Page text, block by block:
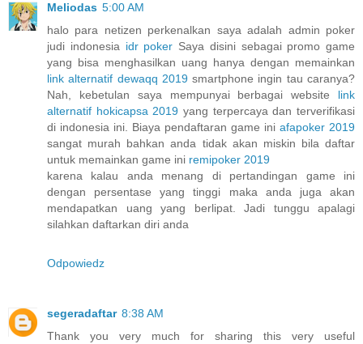
Meliodas 5:00 AM
halo para netizen perkenalkan saya adalah admin poker
judi indonesia idr poker Saya disini sebagai promo game
yang bisa menghasilkan uang hanya dengan memainkan
link alternatif dewaqq 2019smartphone ingin tau caranya?
Nah, kebetulan saya mempunyai berbagai website link
alternatif hokicapsa 2019 yang terpercaya dan terverifikasi
di indonesia ini. Biaya pendaftaran game ini afapoker 2019
sangat murah bahkan anda tidak akan miskin bila daftar
untuk memainkan game ini remipoker 2019
karena kalau anda menang di pertandingan game ini
dengan persentase yang tinggi maka anda juga akan
mendapatkan uang yang berlipat. Jadi tunggu apalagi
silahkan daftarkan diri anda
Odpowiedz
segeradaftar 8:38 AM
Thank you very much for sharing this very useful